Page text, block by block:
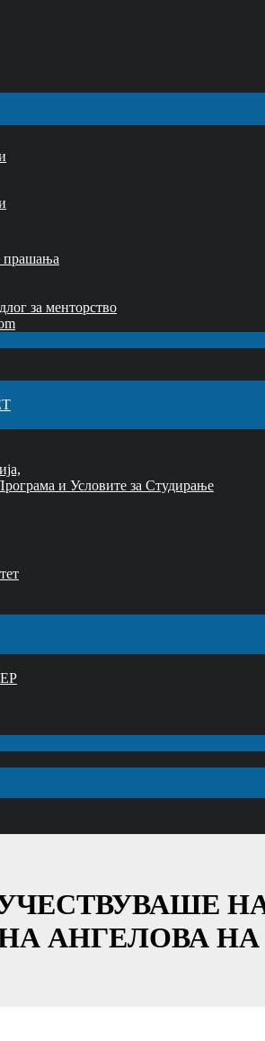
прашања
за менторство
и Условите за Студирање
АНГЕЛОВА